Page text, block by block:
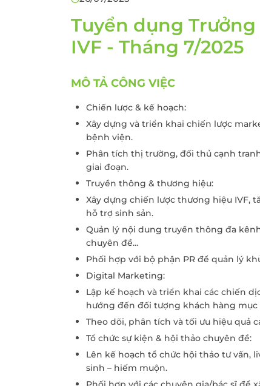
Khám sức khỏe theo
công ty
Khám sức khỏe xuất
khẩu lao động
mãn kinh
Phẫu thuật
trực tràng
Tuyển dụng
IVF - Tháng 7/2025
MÔ TẢ CÔNG VIỆC
Chiến lược & kế hoạch:
Xây dựng và triển khai chiến lược
bệnh viện.
Phân tích thị trường, đối thủ cạnh
giai đoạn.
Truyền thông & thương hiệu:
Xây dựng chiến lược thương hiệu IVF,
hỗ trợ sinh sản.
Quản lý nội dung truyền thông đa
chuyên đề…
Phối hợp với bộ phận PR để quản lý
Digital Marketing:
Lập kế hoạch và triển khai các chiến
hướng đến đối tượng khách hàng mục
Theo dõi, phân tích và tối ưu hiệu quả
Tổ chức sự kiện & hội thảo chuyên đề:
Lên kế hoạch tổ chức hội thảo tư vấn,
sinh – hiếm muộn.